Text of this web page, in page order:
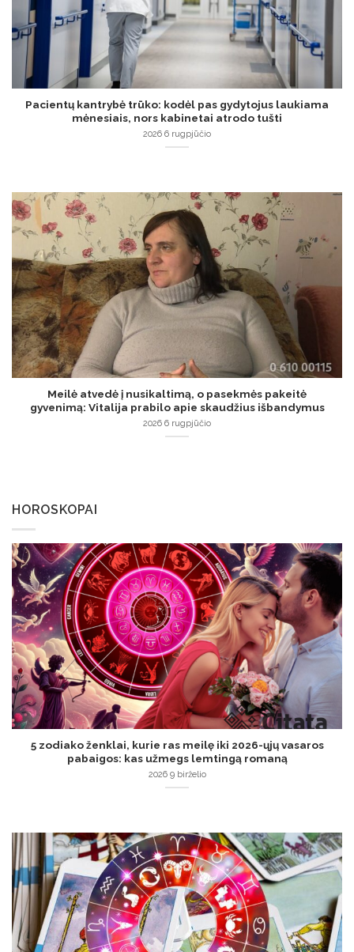
Pacientų kantrybė trūko: kodėl pas gydytojus laukiama
mėnesiais, nors kabinetai atrodo tušti
2026 6 rugpjūčio
Meilė atvedė į nusikaltimą, o pasekmės pakeitė
gyvenimą: Vitalija prabilo apie skaudžius išbandymus
2026 6 rugpjūčio
HOROSKOPAI
5 zodiako ženklai, kurie ras meilę iki 2026-ųjų vasaros
pabaigos: kas užmegs lemtingą romaną
2026 9 birželio